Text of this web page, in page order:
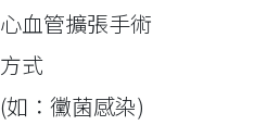
血管擴張手術
式
如∶黴菌感染)